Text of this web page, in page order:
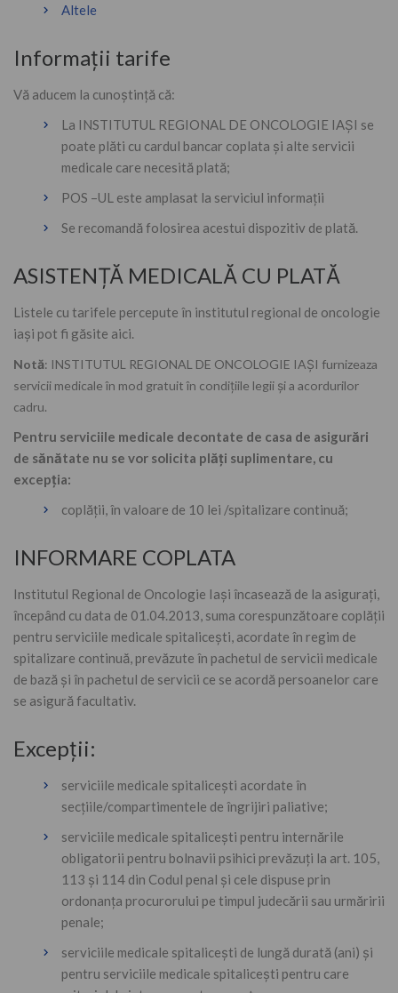
Altele
Informații tarife
Vă aducem la cunoștință că:
La INSTITUTUL REGIONAL DE ONCOLOGIE IAȘI se
poate plăti cu cardul bancar coplata și alte servicii
medicale care necesită plată;
POS –UL este amplasat la serviciul informații
Se recomandă folosirea acestui dispozitiv de plată.
ASISTENȚĂ MEDICALĂ CU PLATĂ
Listele cu tarifele percepute în institutul regional de oncologie
iași pot fi găsite aici.
Notă: INSTITUTUL REGIONAL DE ONCOLOGIE IAȘI furnizeaza
servicii medicale în mod gratuit în condițiile legii și a acordurilor
cadru.
Pentru serviciile medicale decontate de casa de asigurări
de sănătate nu se vor solicita plăţi suplimentare, cu
excepţia:
coplăţii, în valoare de 10 lei /spitalizare continuă;
INFORMARE COPLATA
Institutul Regional de Oncologie Iași încasează de la asiguraţi,
începând cu data de 01.04.2013, suma corespunzătoare coplăţii
pentru serviciile medicale spitaliceşti, acordate în regim de
spitalizare continuă, prevăzute în pachetul de servicii medicale
de bază şi în pachetul de servicii ce se acordă persoanelor care
se asigură facultativ.
Excepţii:
serviciile medicale spitaliceşti acordate în
secţiile/compartimentele de îngrijiri paliative;
serviciile medicale spitaliceşti pentru internările
obligatorii pentru bolnavii psihici prevăzuţi la art. 105,
113 şi 114 din Codul penal și cele dispuse prin
ordonanţa procurorului pe timpul judecării sau urmăririi
penale;
serviciile medicale spitaliceşti de lungă durată (ani) şi
pentru serviciile medicale spitaliceşti pentru care